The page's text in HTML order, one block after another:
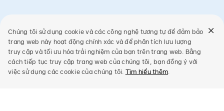
Chúng tôi sử dụng cookie và các công nghệ tương tự để đảm bảo
trang web này hoạt động chính xác và để phân tích lưu lượng
truy cập và tối ưu hóa trải nghiệm của bạn trên trang web. Bằng
cách tiếp tục truy cập trang web của chúng tôi, bạn đồng ý với
việc sử dụng các cookie của chúng tôi. Tìm hiểu thêm